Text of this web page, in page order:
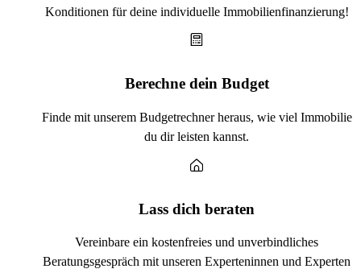
Konditionen für deine individuelle Immobilienfinanzierung!
Berechne dein Budget
Finde mit unserem Budgetrechner heraus, wie viel Immobilie
du dir leisten kannst.
Lass dich beraten
Vereinbare ein kostenfreies und unverbindliches
Beratungsgespräch mit unseren Experteninnen und Experten